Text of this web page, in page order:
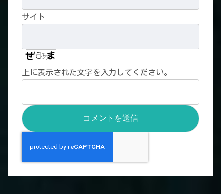
サイト
上に表示された文字を入力してください。